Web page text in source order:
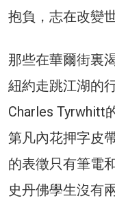
抱負，志在改變
那些在華爾街裏
紐約走跳江湖的
Charles Tyrwhitt
第凡內花押字皮
的表徵只有筆電
史丹佛學生沒有